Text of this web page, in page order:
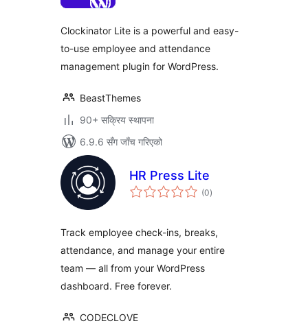
Clockinator Lite is a powerful and easy-
to-use employee and attendance
management plugin for WordPress.
BeastThemes
90+ सक्रिय स्थापना
6.9.6 सँग जाँच गरिएको
HR Press Lite
(0कुल
रेटिङ्गहरू
)
Track employee check-ins, breaks,
attendance, and manage your entire
team — all from your WordPress
dashboard. Free forever.
CODECLOVE